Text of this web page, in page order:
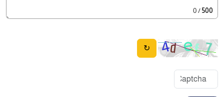
500
/ 0
↻